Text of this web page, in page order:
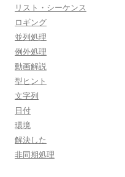
リスト・シーケンス
ロギング
並列処理
例外処理
動画解説
型ヒント
文字列
日付
環境
解決した
非同期処理